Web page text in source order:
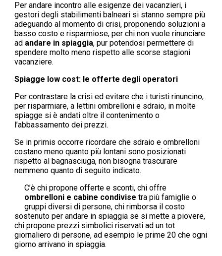
Per andare incontro alle esigenze dei vacanzieri, i
gestori degli stabilimenti balneari si stanno sempre più
adeguando al momento di crisi, proponendo soluzioni a
basso costo e risparmiose, per chi non vuole rinunciare
ad andare in spiaggia, pur potendosi permettere di
spendere molto meno rispetto alle scorse stagioni
vacanziere.
Spiagge low cost: le offerte degli operatori
Per contrastare la crisi ed evitare che i turisti rinuncino,
per risparmiare, a lettini ombrelloni e sdraio, in molte
spiagge si è andati oltre il contenimento o
l’abbassamento dei prezzi.
Se in primis occorre ricordare che sdraio e ombrelloni
costano meno quanto più lontani sono posizionati
rispetto al bagnasciuga, non bisogna trascurare
nemmeno quanto di seguito indicato.
C’è chi propone offerte e sconti, chi offre
ombrelloni e cabine condivise tra più famiglie o
gruppi diversi di persone, chi rimborsa il costo
sostenuto per andare in spiaggia se si mette a piovere,
chi propone prezzi simbolici riservati ad un tot
giornaliero di persone, ad esempio le prime 20 che ogni
giorno arrivano in spiaggia.